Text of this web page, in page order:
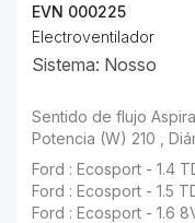
EVN 000225
Electroventilador
Sistema: Nosso
Sentido de flujo Aspirante , Sentido de
Ford : Ecosport - 1.4
Ford : Ecosport - 1.5
Ford : Ecosport - 1.6